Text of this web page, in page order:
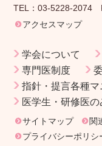
TEL：03-5228-2074
アクセスマップ
学会について
専門医制度
指針・提言各種
医学生・研修医の
サイトマップ 関
プライバシーポリシ